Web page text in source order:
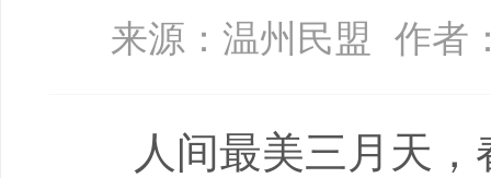
来源：温州民盟 作者
人间最美三月天，